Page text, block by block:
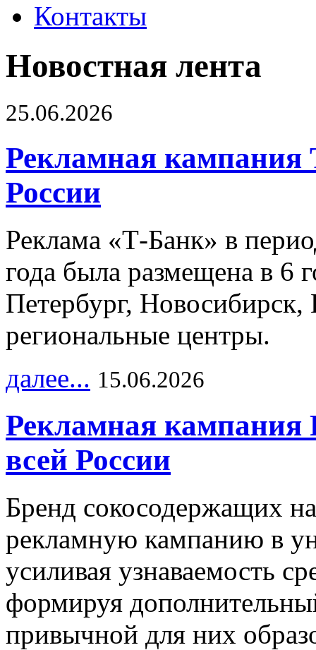
Контакты
Новостная лента
25.06.2026
Рекламная кампания
России
Реклама «Т-Банк» в
года была размещена в 6
Петербург,
региональные центры.
далее... 15.06.2026
Рекламная
всей России
Бренд сокосодержащих
рекламную кампанию в
усиливая узнаваемость
формируя
привычной для них